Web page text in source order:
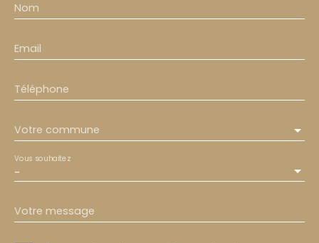
Nom
Email
Téléphone
Votre commune
-
Vous souhaitez
Votre message